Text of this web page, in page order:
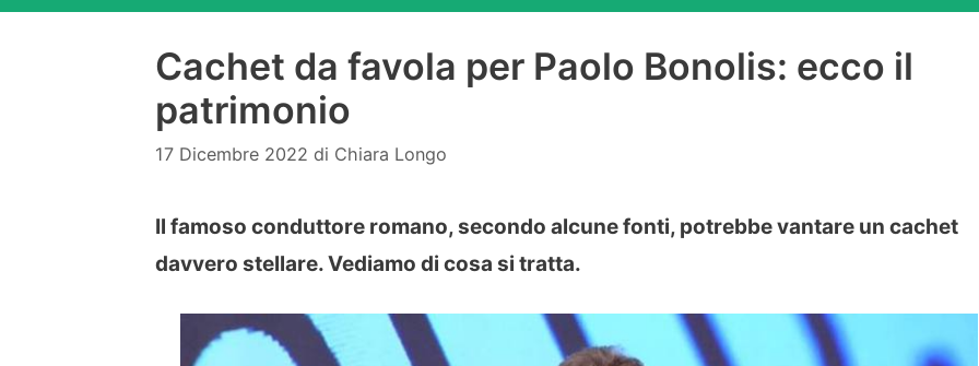
Cachet da favola per Paolo Bonolis: ecco il
patrimonio
17 Dicembre 2022 di Chiara Longo
Il famoso conduttore romano, secondo alcune fonti, potrebbe vantare un cachet
davvero stellare. Vediamo di cosa si tratta.